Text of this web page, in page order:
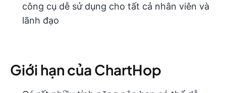
công cụ dễ sử dụng cho tất cả nhân viên và
lãnh đạo
Giới hạn của ChartHop